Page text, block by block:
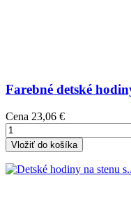
Farebné detské
Cena 23,06 €
Vložiť do košíka